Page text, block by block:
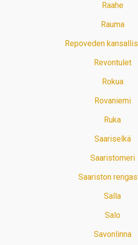
Raahe
Rauma
Repoveden
Revontulet
Rokua
Rovaniemi
Ruka
Saariselkä
Saaristomeri
Saariston
Salla
Salo
Savonlinna